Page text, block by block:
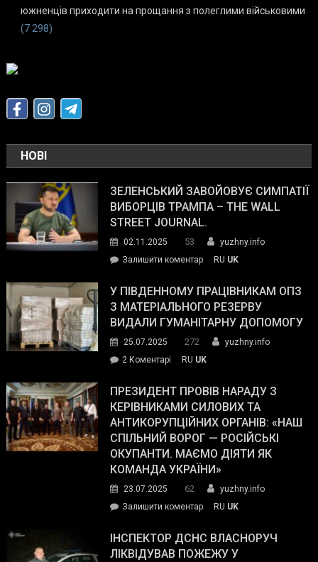
южненців приходити на прощання з полеглими військовими
(7 298)
НОВІ
ЗЕЛЕНСЬКИЙ ЗАВОЙОВУЄ СИМПАТІЇ
ВИБОРЦІВ ТРАМПА – THE WALL
STREET JOURNAL.
02.11.2025 53
yuzhny.info
Залишити коментарon
завойовує
симпатії
виборців
The
Street
Journal.
RU UK
У ПІВДЕННОМУ ПРАЦІВНИКАМ ОПЗ
З МАТЕРІАЛЬНОГО РЕЗЕРВУ
ВИДАЛИ ГУМАНІТАРНУ ДОПОМОГУ
25.07.2025 272
yuzhny.info
2 Коментарі
Південному
працівникам
ОПЗ
з
матеріального
резерву
гуманітарну
допомогу
RU UK
ПРЕЗИДЕНТ ПРОВІВ НАРАДУ З
КЕРІВНИКАМИ СИЛОВИХ ТА
АНТИКОРУПЦІЙНИХ ОРГАНІВ: «НАШ
СПІЛЬНИЙ ВОРОГ — РОСІЙСЬКІ
ОКУПАНТИ. МАЄМО ДІЯТИ ЯК
КОМАНДА УКРАЇНИ»
23.07.2025 62
yuzhny.info
Залишити коментарon
провів
нараду
RU UK
ІНСПЕКТОР ДСНС ВЛАСНОРУЧ
ЛІКВІДУВАВ ПОЖЕЖУ У